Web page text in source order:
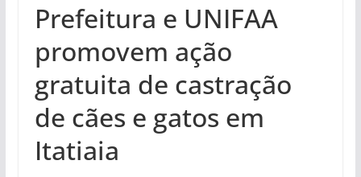
Prefeitura e UNIFAA
promovem ação
gratuita de castração
de cães e gatos em
Itatiaia